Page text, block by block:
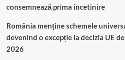
consemnează prima încetinire
România menține schemele
devenind o excepție la decizia UE
2026